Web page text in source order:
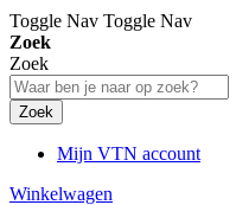
Toggle Nav Toggle Nav
Zoek
Zoek
Zoek
Mijn VTN account
Winkelwagen